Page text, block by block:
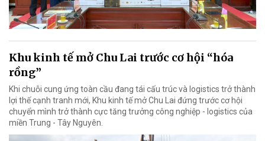
Khu kinh tế mở Chu Lai trước cơ hội “hóa
rồng”
Khi chuỗi cung ứng toàn cầu đang tái cấu trúc và logistics trở thành
lợi thế cạnh tranh mới, Khu kinh tế mở Chu Lai đứng trước cơ hội
chuyển mình trở thành cực tăng trưởng công nghiệp - logistics của
miền Trung - Tây Nguyên.